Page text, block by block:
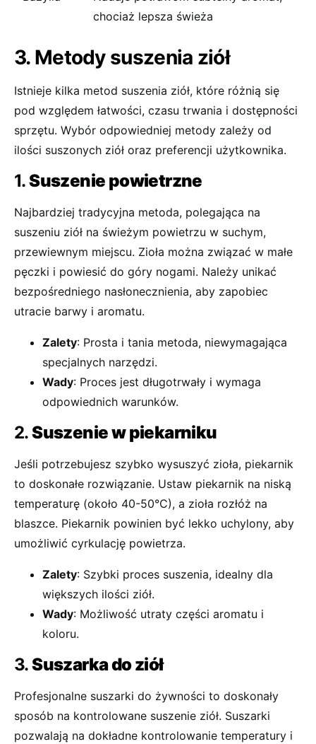
chociaż lepsza świeża
3. Metody suszenia ziół
Istnieje kilka metod suszenia ziół, które różnią się
pod względem łatwości, czasu trwania i dostępności
sprzętu. Wybór odpowiedniej metody zależy od
ilości suszonych ziół oraz preferencji użytkownika.
1.Suszenie powietrzne
Najbardziej tradycyjna metoda, polegająca na
suszeniu ziół na świeżym powietrzu w suchym,
przewiewnym miejscu. Zioła można związać w małe
pęczki i powiesić do góry nogami. Należy unikać
bezpośredniego nasłonecznienia, aby zapobiec
utracie barwy i aromatu.
Zalety: Prosta i tania metoda, niewymagająca
specjalnych narzędzi.
Wady: Proces jest długotrwały i wymaga
odpowiednich warunków.
2.Suszenie w piekarniku
Jeśli potrzebujesz szybko wysuszyć zioła, piekarnik
to doskonałe rozwiązanie. Ustaw piekarnik na niską
temperaturę (około 40-50°C), a zioła rozłóż na
blaszce. Piekarnik powinien być lekko uchylony, aby
umożliwić cyrkulację powietrza.
Zalety: Szybki proces suszenia, idealny dla
większych ilości ziół.
Wady: Możliwość utraty części aromatu i
koloru.
3.Suszarka do ziół
Profesjonalne suszarki do żywności to doskonały
sposób na kontrolowane suszenie ziół. Suszarki
pozwalają na dokładne kontrolowanie temperatury i